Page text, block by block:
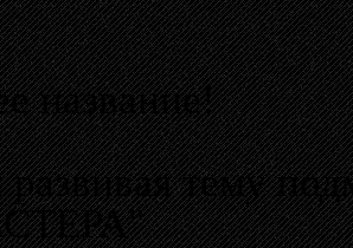
название!
развивая тему